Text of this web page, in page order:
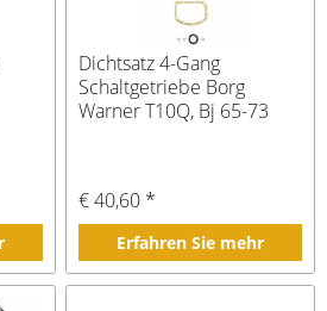
Dichtsatz 4-Gang
Schaltgetriebe Borg
Warner T10Q, Bj 65-73
€ 40,60 *
Erfahren Sie mehr